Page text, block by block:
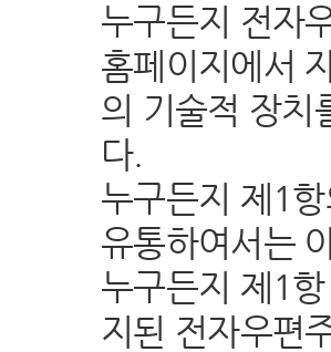
누구든지 전자
홈페이지에서
의 기술적 장치
다.
누구든지 제1
유통하여서는
누구든지 제1
지된 전자우편